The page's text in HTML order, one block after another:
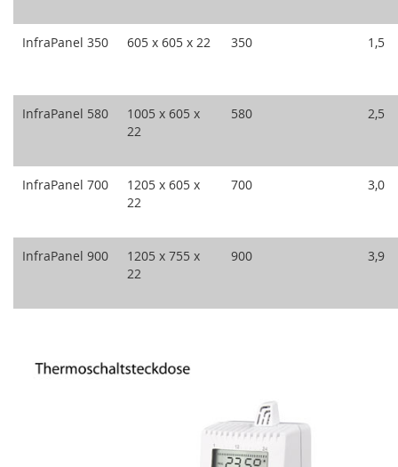
InfraPanel 350 605 x 605 x 22 350 1,5
InfraPanel 580
1005 x 605 x
22
580 2,5
InfraPanel 700
1205 x 605 x
22
700 3,0
InfraPanel 900
1205 x 755 x
22
900 3,9